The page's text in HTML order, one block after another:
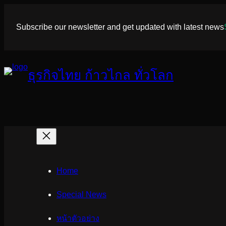
Subscribe our newsletter and get updated with latest news
ธุรกิจไทย ก้าวไกล ทั่วโลก
Home
Special News
หน้าตัวอย่าง